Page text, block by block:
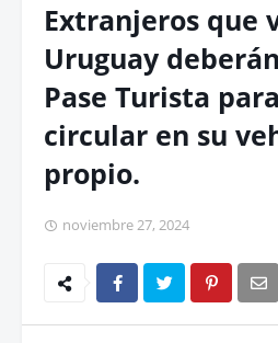
Extranjeros que
Uruguay
Pase Turista
circular en su
propio.
noviembre 27, 2024